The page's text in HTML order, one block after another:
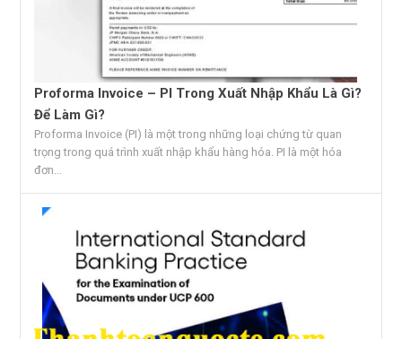
Proforma Invoice – PI Trong Xuất Nhập Khẩu Là Gì?
Để Làm Gì?
Proforma Invoice (PI) là một trong những loại chứng từ quan
trọng trong quá trình xuất nhập khẩu hàng hóa. PI là một hóa
đơn...